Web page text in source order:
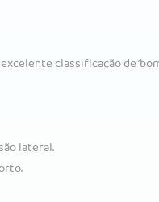
classificação de
lateral.